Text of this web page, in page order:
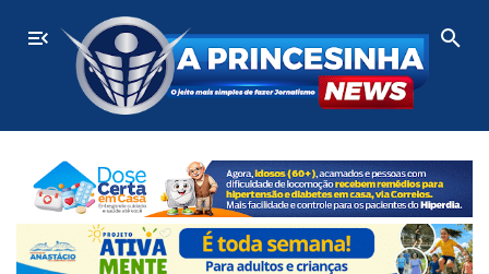
ÚLTIMASMotorista desaparece após sair para trabalhar e